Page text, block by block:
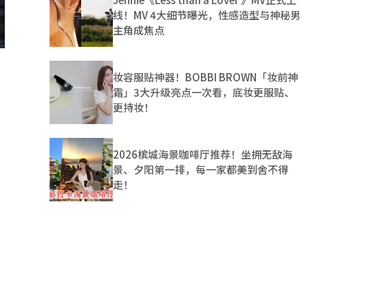
线！MV 4大细节曝光，性感造型与神秘男
主角成焦点
妆容服贴神器！BOBBI BROWN「妆前神
霜」3大升级亮点一次看，底妆更服贴、
更持妆！
2026槟城海景咖啡厅推荐！坐拥无敌海
景、夕阳第一排，每一家都美到舍不得
走！